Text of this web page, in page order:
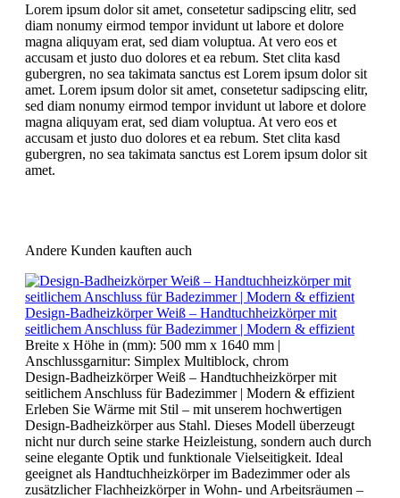
Lorem ipsum dolor sit amet, consetetur sadipscing elitr, sed
diam nonumy eirmod tempor invidunt ut labore et dolore
magna aliquyam erat, sed diam voluptua. At vero eos et
accusam et justo duo dolores et ea rebum. Stet clita kasd
gubergren, no sea takimata sanctus est Lorem ipsum dolor sit
amet. Lorem ipsum dolor sit amet, consetetur sadipscing elitr,
sed diam nonumy eirmod tempor invidunt ut labore et dolore
magna aliquyam erat, sed diam voluptua. At vero eos et
accusam et justo duo dolores et ea rebum. Stet clita kasd
gubergren, no sea takimata sanctus est Lorem ipsum dolor sit
amet.
Andere Kunden kauften auch
Design-Badheizkörper Weiß – Handtuchheizkörper mit
seitlichem Anschluss für Badezimmer | Modern & effizient
Breite x Höhe in (mm): 500 mm x 1640 mm |
Anschlussgarnitur: Simplex Multiblock, chrom
Design-Badheizkörper Weiß – Handtuchheizkörper mit
seitlichem Anschluss für Badezimmer | Modern & effizient
Erleben Sie Wärme mit Stil – mit unserem hochwertigen
Design-Badheizkörper aus Stahl. Dieses Modell überzeugt
nicht nur durch seine starke Heizleistung, sondern auch durch
seine elegante Optik und funktionale Vielseitigkeit. Ideal
geeignet als Handtuchheizkörper im Badezimmer oder als
zusätzlicher Flachheizkörper in Wohn- und Arbeitsräumen –